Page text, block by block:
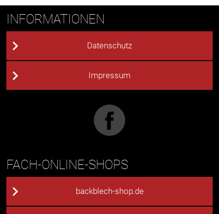
INFORMATIONEN
Datenschutz
Impressum
FACH-ONLINE-SHOPS
backblech-shop.de